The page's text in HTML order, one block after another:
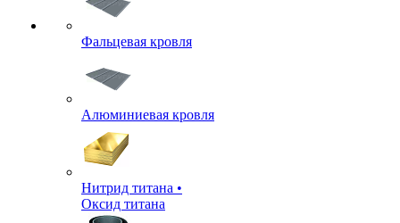
Фальцевая кровля
Алюминиевая кровля
Нитрид титана •
Оксид титана